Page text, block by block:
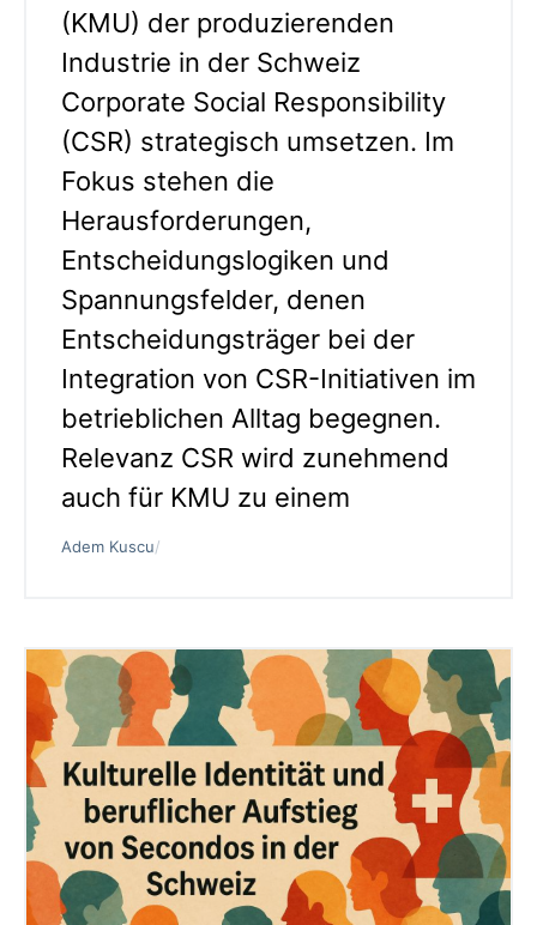
(KMU) der produzierenden
Industrie in der Schweiz
Corporate Social Responsibility
(CSR) strategisch umsetzen. Im
Fokus stehen die
Herausforderungen,
Entscheidungslogiken und
Spannungsfelder, denen
Entscheidungsträger bei der
Integration von CSR-Initiativen im
betrieblichen Alltag begegnen.
Relevanz CSR wird zunehmend
auch für KMU zu einem
Adem Kuscu/